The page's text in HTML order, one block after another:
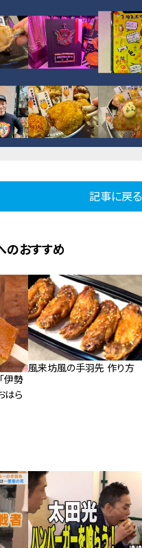
記事に戻る
のおすすめ
伊勢
はら
風来坊風の手羽先 作り方